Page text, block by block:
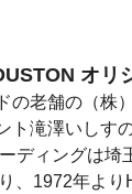
オリ
の老舗の（株
ト滝澤いしす
ディングは埼
、1972年より